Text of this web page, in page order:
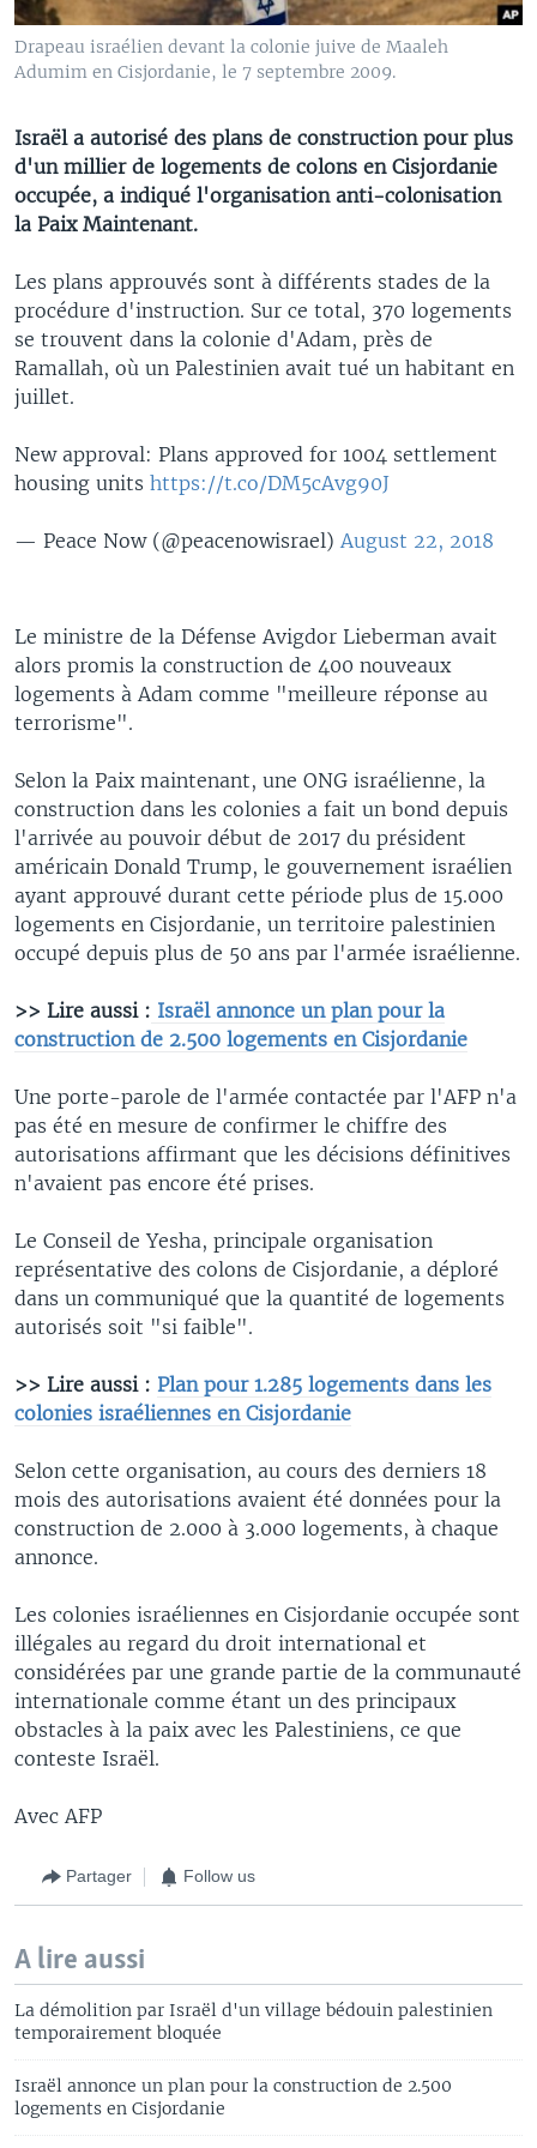
Drapeau israélien devant la colonie juive de Maaleh
Adumim en Cisjordanie, le 7 septembre 2009.
Israël a autorisé des plans de construction pour plus
d'un millier de logements de colons en Cisjordanie
occupée, a indiqué l'organisation anti-colonisation
la Paix Maintenant.
Les plans approuvés sont à différents stades de la
procédure d'instruction. Sur ce total, 370 logements
se trouvent dans la colonie d'Adam, près de
Ramallah, où un Palestinien avait tué un habitant en
juillet.
New approval: Plans approved for 1004 settlement
housing units https://t.co/DM5cAvg90J
— Peace Now (@peacenowisrael) August 22, 2018
Le ministre de la Défense Avigdor Lieberman avait
alors promis la construction de 400 nouveaux
logements à Adam comme "meilleure réponse au
terrorisme".
Selon la Paix maintenant, une ONG israélienne, la
construction dans les colonies a fait un bond depuis
l'arrivée au pouvoir début de 2017 du président
américain Donald Trump, le gouvernement israélien
ayant approuvé durant cette période plus de 15.000
logements en Cisjordanie, un territoire palestinien
occupé depuis plus de 50 ans par l'armée israélienne.
>> Lire aussi : Israël annonce un plan pour la
construction de 2.500 logements en Cisjordanie
Une porte-parole de l'armée contactée par l'AFP n'a
pas été en mesure de confirmer le chiffre des
autorisations affirmant que les décisions définitives
n'avaient pas encore été prises.
Le Conseil de Yesha, principale organisation
représentative des colons de Cisjordanie, a déploré
dans un communiqué que la quantité de logements
autorisés soit "si faible".
>> Lire aussi : Plan pour 1.285 logements dans les
colonies israéliennes en Cisjordanie
Selon cette organisation, au cours des derniers 18
mois des autorisations avaient été données pour la
construction de 2.000 à 3.000 logements, à chaque
annonce.
Les colonies israéliennes en Cisjordanie occupée sont
illégales au regard du droit international et
considérées par une grande partie de la communauté
internationale comme étant un des principaux
obstacles à la paix avec les Palestiniens, ce que
conteste Israël.
Avec AFP
Partager Follow us
A lire aussi
La démolition par Israël d'un village bédouin palestinien
temporairement bloquée
Israël annonce un plan pour la construction de 2.500
logements en Cisjordanie